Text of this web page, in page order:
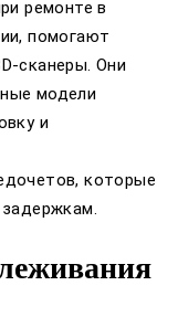
ремонте в
помогают
сканеры. Они
модели
и
которые